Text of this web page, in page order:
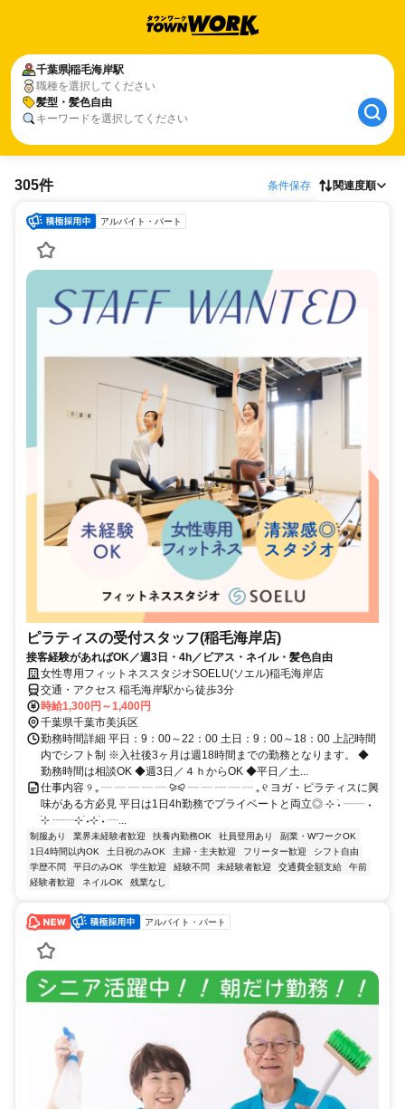
千葉県稲毛海岸駅
職種を選択してください
髪型・髪色自由
キーワードを選択してください
305件 条件保存 関連度順
アルバイト・パート
ピラティスの受付スタッフ(稲毛海岸店)
接客経験があればOK／週3日・4h／ビアス・ネイル・髪色自由
女性専用フィットネススタジオSOELU(ソエル)稲毛海岸店
交通・アクセス 稲毛海岸駅から徒歩3分
時給1,300円～1,400円
千葉県千葉市美浜区
勤務時間詳細 平日：9：00～22：00 土日：9：00～18：00 上記時間
内でシフト制 ※入社後3ヶ月は週18時間までの勤務となります。 ◆
勤務時間は相談OK ◆週3日／４ｈからOK ◆平日／土...
仕事内容 ୨ ₊ ┈ ┈ ┈ ┈ ┈ ⪩⪨ ┈ ┈ ┈ ┈ ┈ ₊ ୧ ヨガ・ピラティスに興
味がある方必見 平日は1日4h勤務でプライベートと両立◎ ⊹ ࣪˖ ┈┈ ˖
࣪⊹ ┈┈⊹ ࣪˖⊹ ࣪˖ ┈...
制服あり 業界未経験者歓迎 扶養内勤務OK 社員登用あり
副業・WワークOK
1日4時間以内OK
土日祝のみOK 主婦・主夫歓迎 フリーター歓迎
シフト自由
学歴不問
平日のみOK 学生歓迎 経験不問 未経験者歓迎 交通費全額支給
午前
経験者歓迎
ネイルOK 残業なし
アルバイト・パート